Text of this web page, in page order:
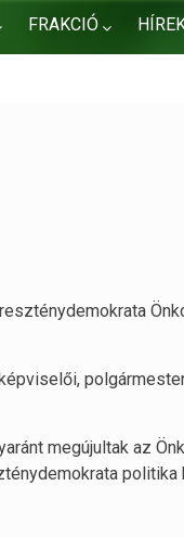
FRAKCIÓ
megújultak az
politika